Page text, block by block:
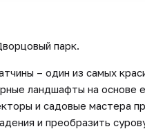
парк.
– один из самых
ландшафты на основе
и садовые мастера
и преобразить